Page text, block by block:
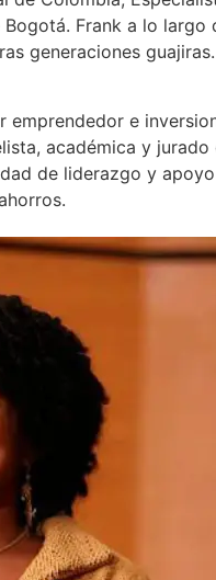
Frank a lo
generaciones guajiras.
emprendedor e
académica y jurado
de liderazgo y